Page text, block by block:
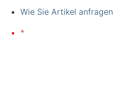
Wie Sie Artikel anfragen
*